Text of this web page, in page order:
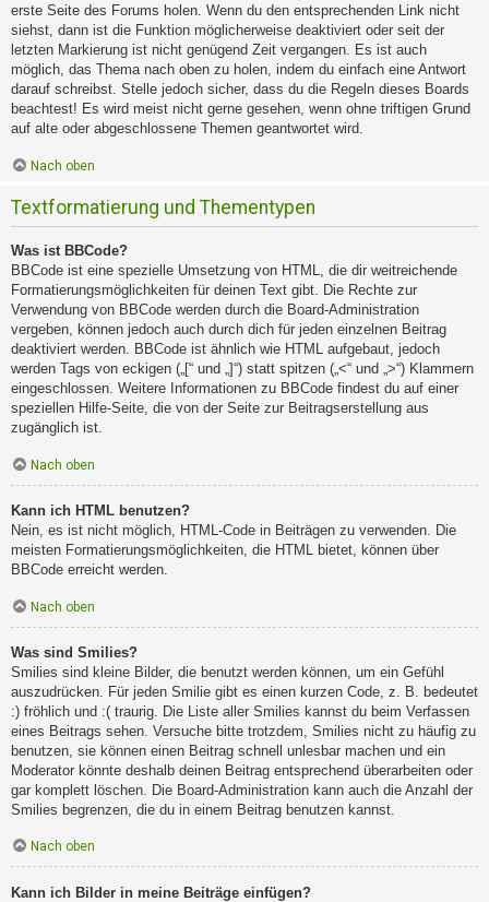
erste Seite des Forums holen. Wenn du den entsprechenden Link nicht
siehst, dann ist die Funktion möglicherweise deaktiviert oder seit der
letzten Markierung ist nicht genügend Zeit vergangen. Es ist auch
möglich, das Thema nach oben zu holen, indem du einfach eine Antwort
darauf schreibst. Stelle jedoch sicher, dass du die Regeln dieses Boards
beachtest! Es wird meist nicht gerne gesehen, wenn ohne triftigen Grund
auf alte oder abgeschlossene Themen geantwortet wird.
Nach oben
Textformatierung und Thementypen
Was ist BBCode?
BBCode ist eine spezielle Umsetzung von HTML, die dir weitreichende
Formatierungsmöglichkeiten für deinen Text gibt. Die Rechte zur
Verwendung von BBCode werden durch die Board-Administration
vergeben, können jedoch auch durch dich für jeden einzelnen Beitrag
deaktiviert werden. BBCode ist ähnlich wie HTML aufgebaut, jedoch
werden Tags von eckigen („[“ und „]“) statt spitzen („<“ und „>“) Klammern
eingeschlossen. Weitere Informationen zu BBCode findest du auf einer
speziellen Hilfe-Seite, die von der Seite zur Beitragserstellung aus
zugänglich ist.
Nach oben
Kann ich HTML benutzen?
Nein, es ist nicht möglich, HTML-Code in Beiträgen zu verwenden. Die
meisten Formatierungsmöglichkeiten, die HTML bietet, können über
BBCode erreicht werden.
Nach oben
Was sind Smilies?
Smilies sind kleine Bilder, die benutzt werden können, um ein Gefühl
auszudrücken. Für jeden Smilie gibt es einen kurzen Code, z. B. bedeutet
:) fröhlich und :( traurig. Die Liste aller Smilies kannst du beim Verfassen
eines Beitrags sehen. Versuche bitte trotzdem, Smilies nicht zu häufig zu
benutzen, sie können einen Beitrag schnell unlesbar machen und ein
Moderator könnte deshalb deinen Beitrag entsprechend überarbeiten oder
gar komplett löschen. Die Board-Administration kann auch die Anzahl der
Smilies begrenzen, die du in einem Beitrag benutzen kannst.
Nach oben
Kann ich Bilder in meine Beiträge einfügen?